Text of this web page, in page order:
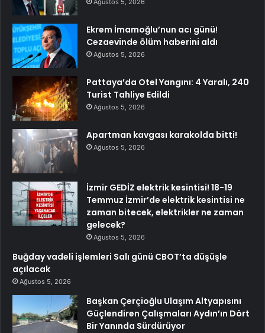
Ekrem İmamoğlu’nun acı günü!
Cezaevinde ölüm haberini aldı
Ağustos 5, 2026
Pattaya’da Otel Yangını: 4 Yaralı, 240
Turist Tahliye Edildi
Ağustos 5, 2026
Apartman kavgası karakolda bitti!
Ağustos 5, 2026
İzmir GEDİZ elektrik kesintisi! 18-19
Temmuz İzmir’de elektrik kesintisi ne
zaman bitecek, elektrikler ne zaman
gelecek?
Ağustos 5, 2026
Buğday vadeli işlemleri Salı günü CBOT’ta düşüşle
açılacak
Ağustos 5, 2026
Başkan Çerçioğlu Ulaşım Altyapısını
Güçlendiren Çalışmaları Aydın’ın Dört
Bir Yanında Sürdürüyor